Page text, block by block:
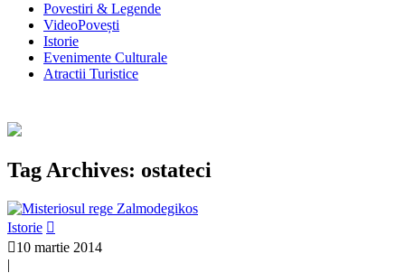
Povestiri & Legende
VideoPovești
Istorie
Evenimente Culturale
Atractii Turistice
Tag Archives: ostateci
Istorie
10 martie 2014
|